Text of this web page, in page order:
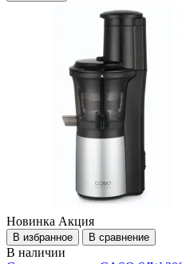
Новинка Акция
В избранное В сравнение
В наличии